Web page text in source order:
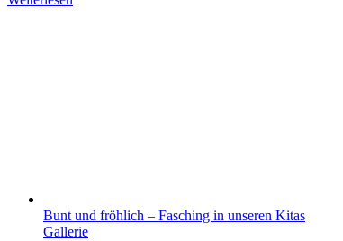
Bunt und fröhlich – Fasching in unseren Kitas
Gallerie